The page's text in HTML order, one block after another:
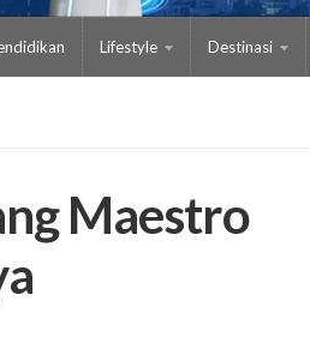
Lifestyle Destinasi
Maestro